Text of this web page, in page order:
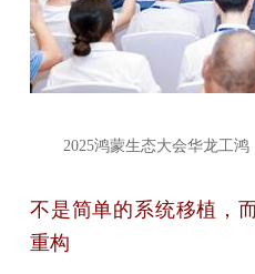
2025鸿蒙生态大会华龙工鸿
不是简单的系统移植，
重构